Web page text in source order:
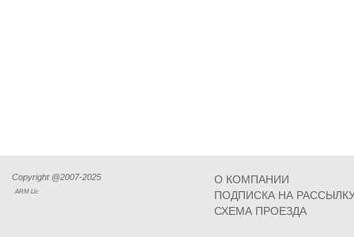
Copyright @2007-2025
ARM Llc
О КОМПАНИИ
ПОДПИСКА НА
СХЕМА ПРОЕЗДА